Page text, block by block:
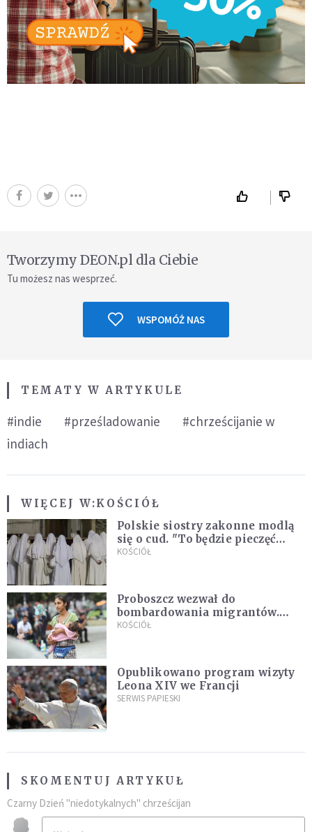
Tworzymy DEON.pl dla Ciebie
Tu możesz nas wesprzeć.
WSPOMÓŻ NAS
TEMATY W ARTYKULE
#indie #prześladowanie
#chrześcijanie w
indiach
WIĘCEJ W:KOŚCIÓŁ
Polskie siostry zakonne modlą
się o cud. "To będzie pieczęć
Pana Boga dla naszej wiary"
KOŚCIÓŁ
Proboszcz wezwał do
bombardowania migrantów.
"Masowy ogień przeciwko
KOŚCIÓŁ
Opublikowano program wizyty
Leona XIV we Francji
SERWIS PAPIESKI
SKOMENTUJ ARTYKUŁ
Czarny Dzień "niedotykalnych" chrześcijan